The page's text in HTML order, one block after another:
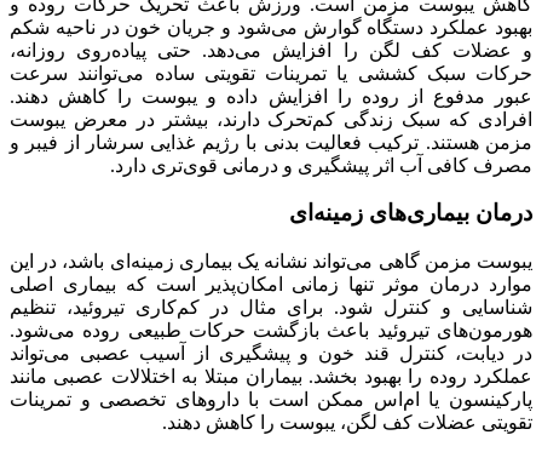
کاهش یبوست مزمن است. ورزش باعث تحریک حرکات روده و
بهبود عملکرد دستگاه گوارش می‌شود و جریان خون در ناحیه شکم
و عضلات کف لگن را افزایش می‌دهد. حتی پیاده‌روی روزانه،
حرکات سبک کششی یا تمرینات تقویتی ساده می‌توانند سرعت
عبور مدفوع از روده را افزایش داده و یبوست را کاهش دهند.
افرادی که سبک زندگی کم‌تحرک دارند، بیشتر در معرض یبوست
مزمن هستند. ترکیب فعالیت بدنی با رژیم غذایی سرشار از فیبر و
مصرف کافی آب اثر پیشگیری و درمانی قوی‌تری دارد.
درمان بیماری‌های زمینه‌ای
یبوست مزمن گاهی می‌تواند نشانه یک بیماری زمینه‌ای باشد، در این
موارد درمان موثر تنها زمانی امکان‌پذیر است که بیماری اصلی
شناسایی و کنترل شود. برای مثال در کم‌کاری تیروئید، تنظیم
هورمون‌های تیروئید باعث بازگشت حرکات طبیعی روده می‌شود.
در دیابت، کنترل قند خون و پیشگیری از آسیب عصبی می‌تواند
عملکرد روده را بهبود بخشد. بیماران مبتلا به اختلالات عصبی مانند
پارکینسون یا ام‌اس ممکن است با داروهای تخصصی و تمرینات
تقویتی عضلات کف لگن، یبوست را کاهش دهند.